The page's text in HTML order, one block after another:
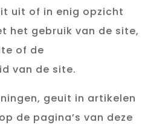
uit of in enig opzicht
het gebruik van de site,
of de
van de site.
geuit in artikelen
de pagina’s van deze